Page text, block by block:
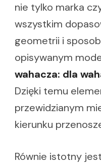
nie tylko marka
wszystkim
geometrii i
opisywanym
wahacza: dla
Dzięki temu
przewidzianym
kierunku
Równie istotny jest